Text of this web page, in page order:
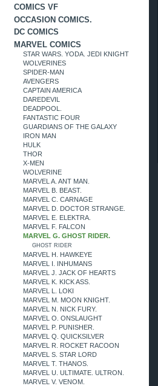
COMICS VF
OCCASION COMICS.
DC COMICS
MARVEL COMICS
STAR WARS. YODA. JEDI KNIGHT
WOLVERINES
SPIDER-MAN
AVENGERS
CAPTAIN AMERICA
DAREDEVIL
DEADPOOL.
FANTASTIC FOUR
GUARDIANS OF THE GALAXY
IRON MAN
HULK
THOR
X-MEN
WOLVERINE
MARVEL A. ANT MAN.
MARVEL B. BEAST.
MARVEL C. CARNAGE
MARVEL D. DOCTOR STRANGE.
MARVEL E. ELEKTRA.
MARVEL F. FALCON
MARVEL G. GHOST RIDER.
GHOST RIDER
MARVEL H. HAWKEYE
MARVEL I. INHUMANS
MARVEL J. JACK OF HEARTS
MARVEL K. KICK ASS.
MARVEL L. LOKI
MARVEL M. MOON KNIGHT.
MARVEL N. NICK FURY.
MARVEL O. ONSLAUGHT
MARVEL P. PUNISHER.
MARVEL Q. QUICKSILVER
MARVEL R. ROCKET RACOON
MARVEL S. STAR LORD
MARVEL T. THANOS.
MARVEL U. ULTIMATE. ULTRON.
MARVEL V. VENOM.